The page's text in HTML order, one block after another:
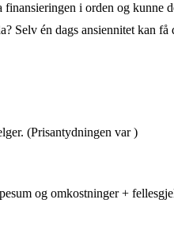
finansieringen i orden og kunne
Selv én dags ansiennitet kan
(Prisantydningen var)
og omkostninger +